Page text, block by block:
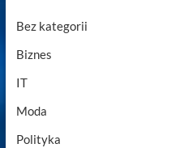
Bez kategorii
Biznes
IT
Moda
Polityka